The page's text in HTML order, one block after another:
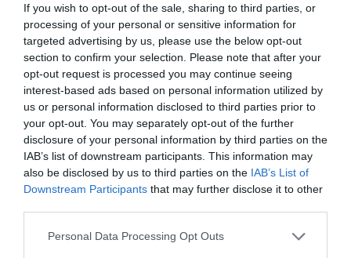
If you wish to opt-out of the sale, sharing to third parties, or
processing of your personal or sensitive information for
targeted advertising by us, please use the below opt-out
section to confirm your selection. Please note that after your
opt-out request is processed you may continue seeing
interest-based ads based on personal information utilized by
us or personal information disclosed to third parties prior to
your opt-out. You may separately opt-out of the further
disclosure of your personal information by third parties on the
IAB’s list of downstream participants. This information may
also be disclosed by us to third parties on the IAB’s List of
Downstream Participants that may further disclose it to other
Personal Data Processing Opt Outs
@Sans Préjugés
Avant Covid19 la RAM envoyait 2 vols par jours vers
YUL et JFK le 1er a 14h impeccable pour les arrivés
matinales d’Afrique de l’ouest avec un retour
avantageux pour les expat’ marocains du Canada et
le 2e départ fut a 22h idoine pour les casablancais a
l’aller et ayant un meilleur temps de trajet YUL-CMN-
ABJ.
@Brahim Batouche
Ça fait presque 2 ans que les algériens du Canada
sont interdits de rendre visite a leurs proches en
concurrence de Air Canada.